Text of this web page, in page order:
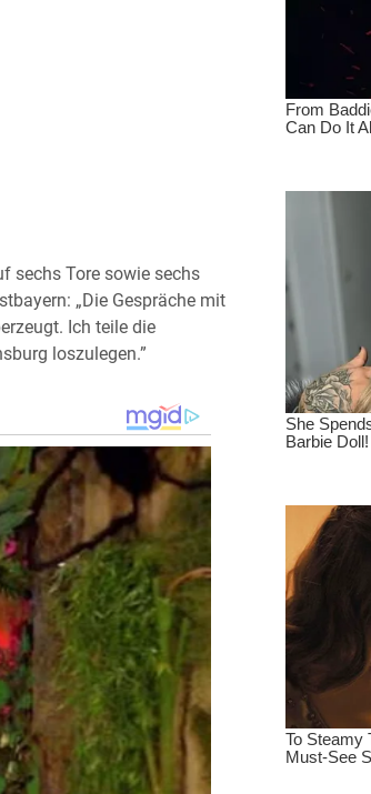
sechs Tore sowie sechs
„Die Gespräche mit
Ich teile die
loszulegen.”